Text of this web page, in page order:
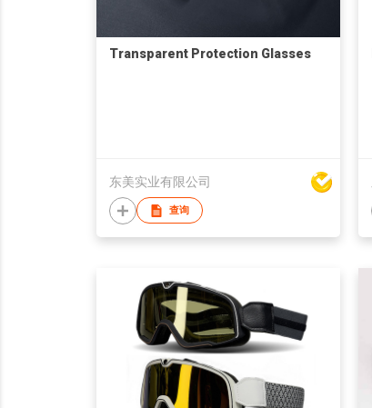
Transparent Protection Glasses
东美实业有限公司
查询